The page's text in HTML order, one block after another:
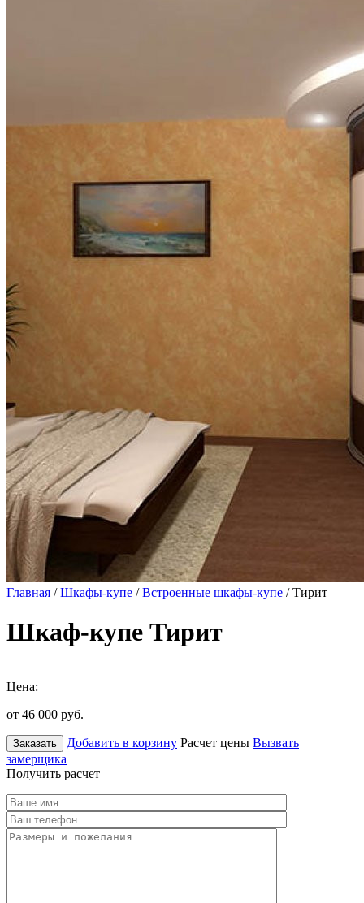
Главная /Шкафы-купе /Встроенные шкафы-купе / Тирит
Шкаф-купе Тирит
Цена:
от 46 000 руб.
Заказать Добавить в корзину Расчет цены Вызвать
замерщика
Получить расчет